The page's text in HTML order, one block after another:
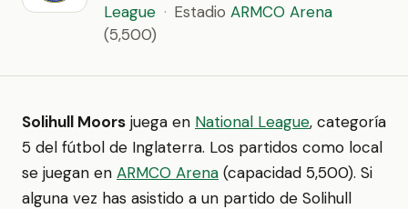
League · Estadio ARMCO Arena
(5,500)
Solihull Moors juega en National League, categoría
5 del fútbol de Inglaterra. Los partidos como local
se juegan en ARMCO Arena (capacidad 5,500). Si
alguna vez has asistido a un partido de Solihull